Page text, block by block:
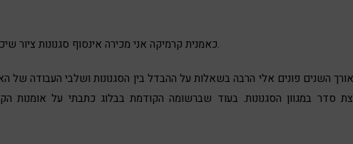
כאמנית קרמיקה אני מכירה אינסוף סגנונות ציור שיכולים להתאים ולהיות מיושמים בז’אנר הזה.
השנים פונים אלי הרבה בשאלות על ההבדל בין הסגנונות ושלבי העבודה של
סדר במגוון הסגנונות. בעוד שברשומה הקודמת בבלוג כתבתי על אומנות